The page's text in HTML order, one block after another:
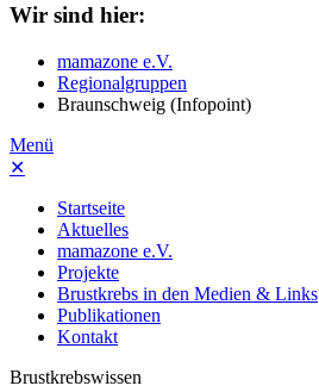
Wir sind hier:
mamazone e.V.
Regionalgruppen
Braunschweig (Infopoint)
Menü
✕
Startseite
Aktuelles
mamazone e.V.
Projekte
Brustkrebs in den Medien & Links
Publikationen
Kontakt
Brustkrebswissen